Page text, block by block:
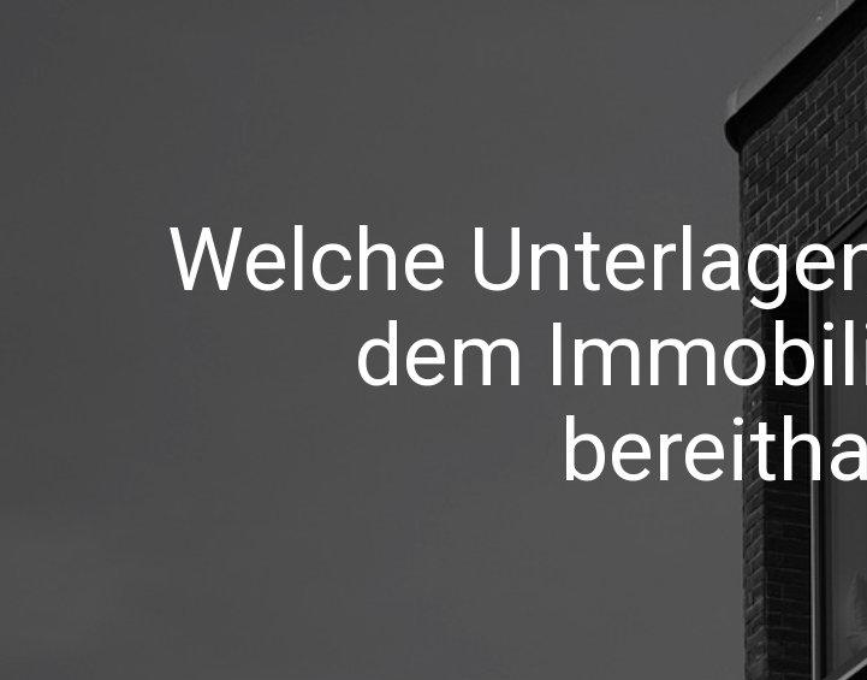
Welche
dem